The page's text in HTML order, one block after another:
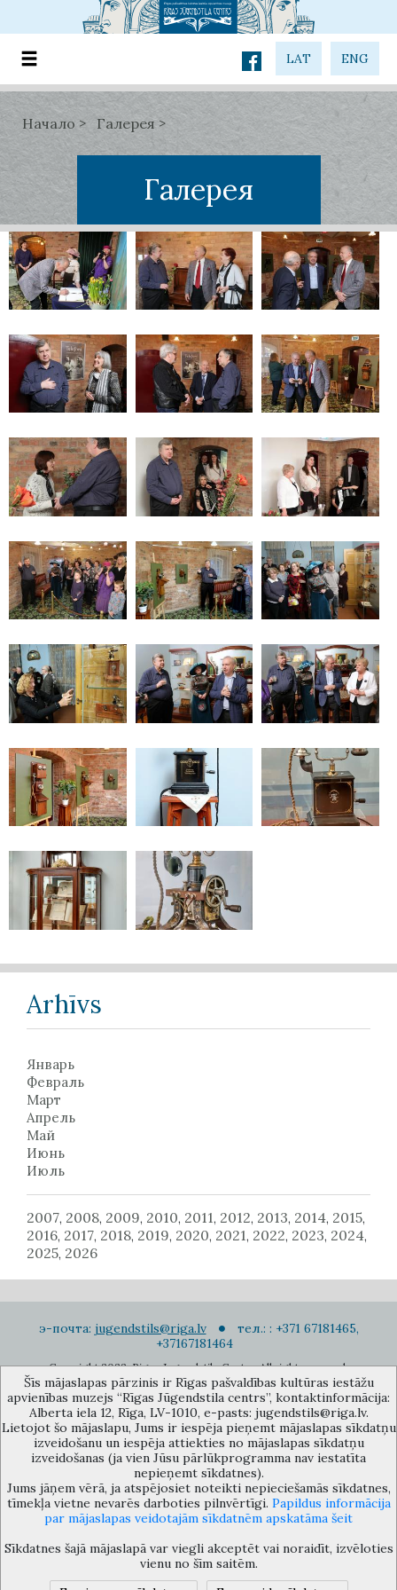
LAT ENG
Начало Галерея
Галерея
Arhīvs
Январь
Февраль
Март
Апрель
Май
Июнь
Июль
2007, 2008, 2009, 2010, 2011, 2012, 2013, 2014, 2015,
2016, 2017, 2018, 2019, 2020, 2021, 2022, 2023, 2024,
2025, 2026
э-почта: jugendstils@riga.lv
тел.: : +371 67181465,
+37167181464
Copyright 2022. Rigas Jugendstila Centrs. All right reserved.
Подписаться на новости
Музей объединения культурных учереждений Рижского
самоуправления «Рижский центр югендстиля», улица Альберта 12,
Рига, LV 1010, Латвия (дверной код: 12), jugendstils@riga.lv
Šīs mājaslapas pārzinis ir Rīgas pašvaldības kultūras iestāžu
apvienības muzejs “Rīgas Jūgendstila centrs”, kontaktinformācija:
Alberta iela 12, Rīga, LV-1010, e-pasts: jugendstils@riga.lv.
Lietojot šo mājaslapu, Jums ir iespēja pieņemt mājaslapas sīkdatņu
izveidošanu un iespēja attiekties no mājaslapas sīkdatņu
izveidošanas (ja vien Jūsu pārlūkprogramma nav iestatīta
nepieņemt sīkdatnes).
Jums jāņem vērā, ja atspējosiet noteikti nepieciešamās sīkdatnes,
tīmekļa vietne nevarēs darboties pilnvērtīgi. Papildus informācija
par mājaslapas veidotajām sīkdatnēm apskatāma šeit
Sīkdatnes šajā mājaslapā var viegli akceptēt vai noraidīt, izvēloties
vienu no šīm saitēm.